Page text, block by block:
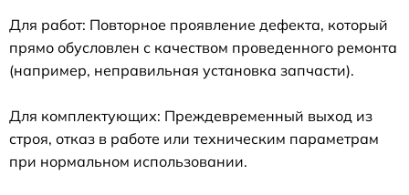
Для работ: Повторное проявление дефекта, который
прямо обусловлен с качеством проведенного ремонта
(например, неправильная установка запчасти).
Для комплектующих: Преждевременный выход из
строя, отказ в работе или техническим параметрам
при нормальном использовании.